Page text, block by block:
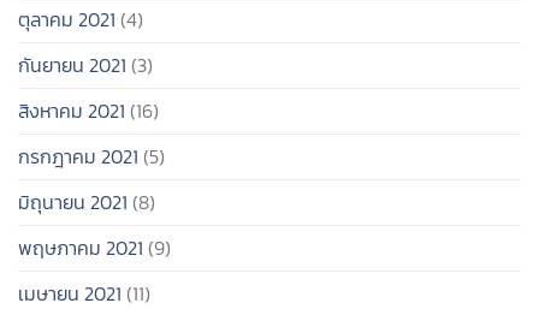
ตุลาคม 2021 (4)
กันยายน 2021 (3)
สิงหาคม 2021 (16)
กรกฎาคม 2021 (5)
มิถุนายน 2021 (8)
พฤษภาคม 2021 (9)
เมษายน 2021 (11)